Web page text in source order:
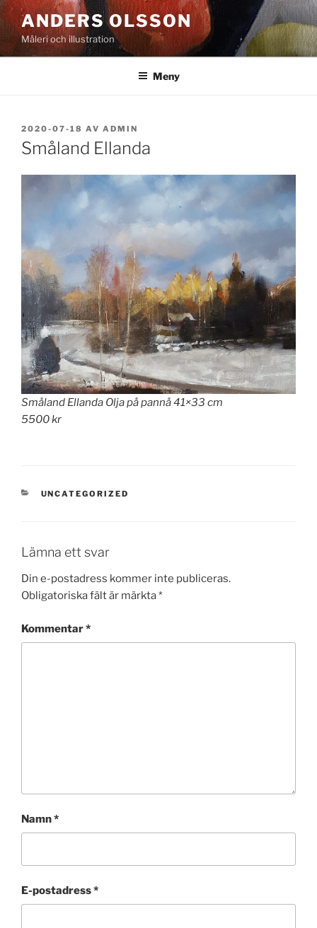
Hoppa
till
innehåll
ANDERS OLSSON
Måleri och illustration
Meny
PUBLICERAT
2020-07-18 AV ADMIN
Småland Ellanda
Småland Ellanda Olja på pannå 41×33 cm
5500 kr
KATEGORIER
UNCATEGORIZED
Lämna ett svar
Din e-postadress kommer inte publiceras.
Obligatoriska fält är märkta*
Kommentar*
Namn*
E-postadress*